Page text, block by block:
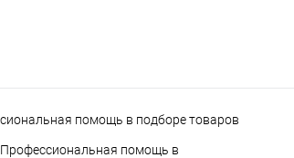
Профессиональная помощь в